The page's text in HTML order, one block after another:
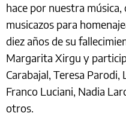
hace por nuestra
musicazos para
diez años de su
Margarita Xirgu y
Carabajal, Teresa
Franco Luciani, Nadia
otros.